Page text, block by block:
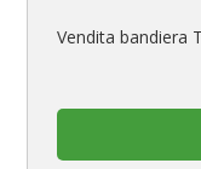
Vendita bandiera